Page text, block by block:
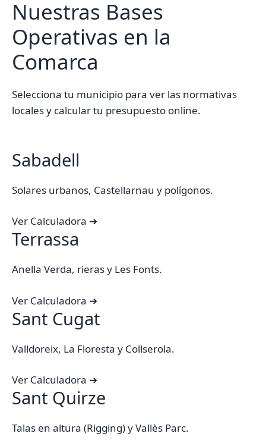
Nuestras Bases
Operativas en la
Comarca
Selecciona tu municipio para ver las normativas
locales y calcular tu presupuesto online.
Sabadell
Solares urbanos, Castellarnau y polígonos.
Ver Calculadora ➔
Terrassa
Anella Verda, rieras y Les Fonts.
Ver Calculadora ➔
Sant Cugat
Valldoreix, La Floresta y Collserola.
Ver Calculadora ➔
Sant Quirze
Talas en altura (Rigging) y Vallès Parc.